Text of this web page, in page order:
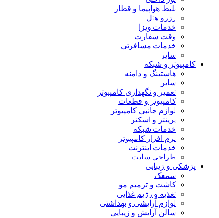
بلیط هواپیما و قطار
رزرو هتل
خدمات ویزا
وقت سفارت
خدمات مسافرتی
سایر
کامپیوتر و شبکه
هاستینگ و دامنه
سایر
تعمیر و نگهداری کامپیوتر
کامپیوتر و قطعات
لوازم جانبی کامپیوتر
پرینتر و اسکنر
خدمات شبکه
نرم افزار کامپیوتر
خدمات اینترنت
طراحی سایت
پزشکی و زیبایی
سمعک
کاشت و ترمیم مو
تغذیه و رژیم غذایی
لوازم آرایشی و بهداشتی
سالن آرایش و زیبایی